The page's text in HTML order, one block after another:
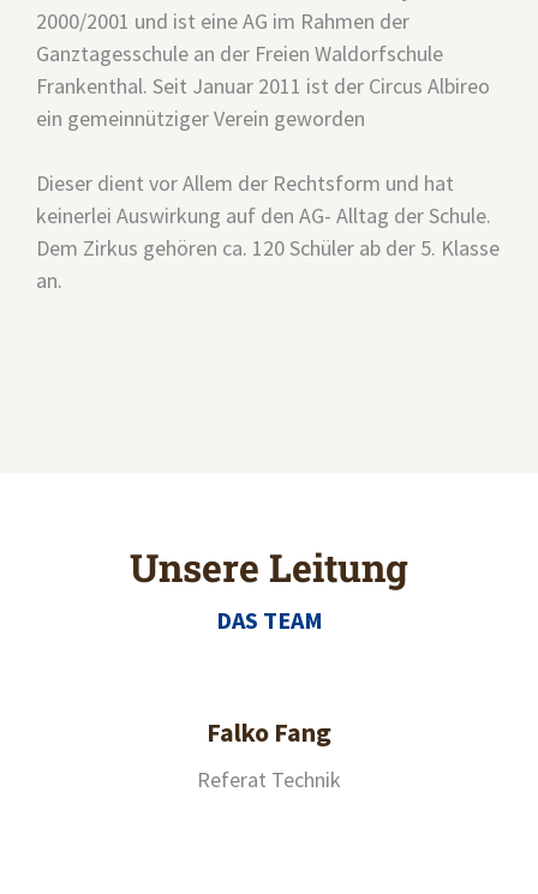
2000/2001 und ist eine AG im Rahmen der
Ganztagesschule an der Freien Waldorfschule
Frankenthal. Seit Januar 2011 ist der Circus Albireo
ein gemeinnütziger Verein geworden
Dieser dient vor Allem der Rechtsform und hat
keinerlei Auswirkung auf den AG- Alltag der Schule.
Dem Zirkus gehören ca. 120 Schüler ab der 5. Klasse
an.
Unsere Leitung
DAS TEAM
Falko Fang
Referat Technik